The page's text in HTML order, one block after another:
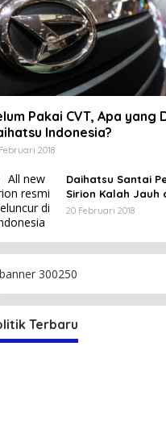
Pakai CVT, Apa yang
Indonesia?
2018
Daihatsu Santai
Sirion Kalah Jauh
LCGC
20 Februari 2018
Terbaru
Juli 2025